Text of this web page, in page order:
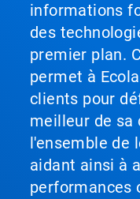
informations
des
premier plan.
permet à
clients pour
meilleur de sa
l'ensemble de
aidant ainsi à
performances